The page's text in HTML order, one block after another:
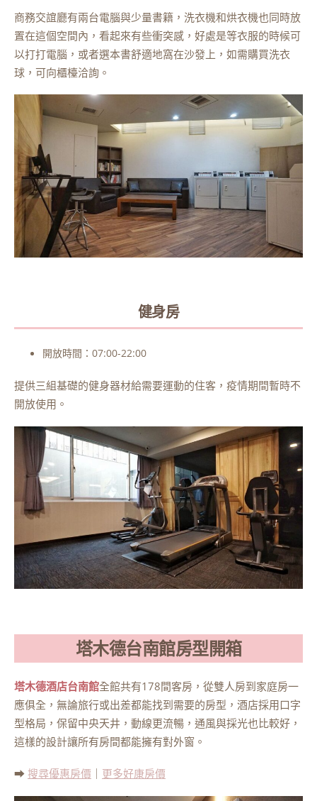
商務交誼廳有兩台電腦與少量書籍，洗衣機和烘衣機也同時放
置在這個空間內，看起來有些衝突感，好處是等衣服的時候可
以打打電腦，或者選本書舒適地窩在沙發上，如需購買洗衣
球，可向櫃檯洽詢。
健身房
開放時間：07:00-22:00
提供三組基礎的健身器材給需要運動的住客，疫情期間暫時不
開放使用。
塔木德台南館房型開箱
塔木德酒店台南館全館共有178間客房，從雙人房到家庭房一
應俱全，無論旅行或出差都能找到需要的房型，酒店採用口字
型格局，保留中央天井，動線更流暢，通風與採光也比較好，
這樣的設計讓所有房間都能擁有對外窗。
➡ 搜尋優惠房價 更多好康房價